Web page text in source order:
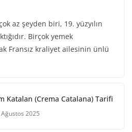
az şeyden biri, 19. yüzyılın
Birçok yemek
Fransız kraliyet ailesinin ünlü
Katalan (Crema Catalana) Tarifi
2025